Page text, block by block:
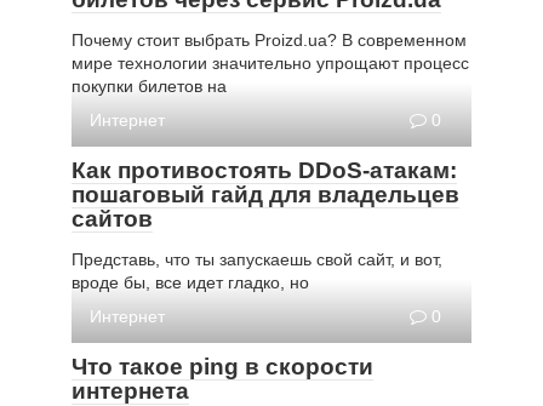
Почему стоит выбрать Proizd.ua? В современном
мире технологии значительно упрощают процесс
покупки билетов на
Интернет
0
Как противостоять DDoS-атакам:
пошаговый гайд для владельцев
сайтов
Представь, что ты запускаешь свой сайт, и вот,
вроде бы, все идет гладко, но
Интернет
0
Что такое ping в скорости
интернета